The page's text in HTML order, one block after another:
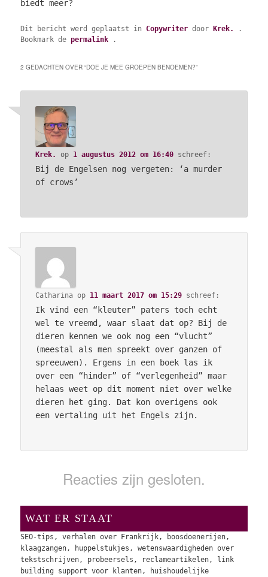
biedt meer?
Dit bericht werd geplaatst inCopywriter doorKrek.
.
Bookmark depermalink .
2 GEDACHTEN OVER “DOE JE MEE GROEPEN BENOEMEN?”
Krek. op 1 augustus 2012 om 16:40 schreef:
Bij de Engelsen nog vergeten: ‘a murder
of crows’
Catharina op 11 maart 2017 om 15:29 schreef:
Ik vind een “kleuter” paters toch echt
wel te vreemd, waar slaat dat op? Bij de
dieren kennen we ook nog een “vlucht”
(meestal als men spreekt over ganzen of
spreeuwen). Ergens in een boek las ik
over een “hinder” of “verlegenheid” maar
helaas weet op dit moment niet over welke
dieren het ging. Dat kon overigens ook
een vertaling uit het Engels zijn.
Reacties zijn gesloten.
WAT ER STAAT
SEO-tips, verhalen over Frankrijk, boosdoenerijen,
klaagzangen, huppelstukjes, wetenswaardigheden over
tekstschrijven, probeersels, reclameartikelen, link
building support voor klanten, huishoudelijke